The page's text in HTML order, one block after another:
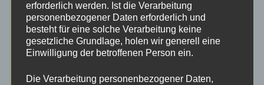
erforderlich werden. Ist die Verarbeitung
personenbezogener Daten erforderlich und
besteht für eine solche Verarbeitung keine
gesetzliche Grundlage, holen wir generell eine
Einwilligung der betroffenen Person ein.
Die Verarbeitung personenbezogener Daten,